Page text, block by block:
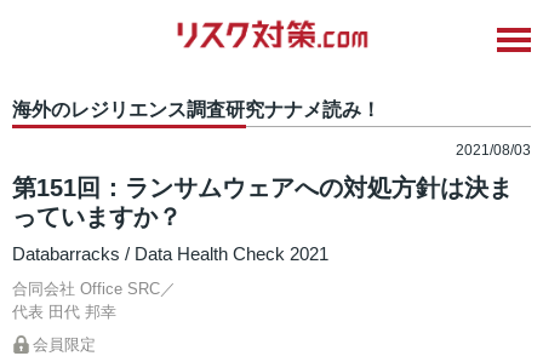
海外のレジリエンス調査研究ナナメ読み！
2021/08/03
第151回：ランサムウェアへの対処方針は決ま
っていますか？
Databarracks / Data Health Check 2021
合同会社 Office SRC／
代表 田代 邦幸
会員限定